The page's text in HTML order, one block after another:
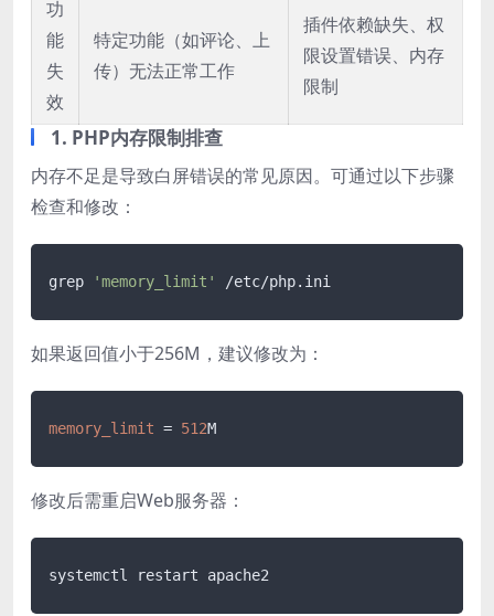
功
能
失
效
特定功能（如评论、上
传）无法正常工作
插件依赖缺失、权
限设置错误、内存
限制
1. PHP内存限制排查
内存不足是导致白屏错误的常见原因。可通过以下步骤
检查和修改：
grep 'memory_limit'
如果返回值小于256M，建议修改为：
memory_limit = 512
修改后需重启Web服务器：